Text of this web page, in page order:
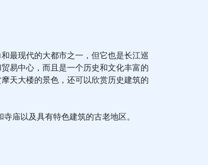
最现代的大都市之一，但它也是长江巡
易中心，而且是一个历史和文化丰富的
天大楼的景色，还可以欣赏历史建筑的
庙以及具有特色建筑的古老地区。